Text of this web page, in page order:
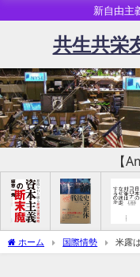
新自由主
共生共栄
【
ホーム 国際情勢
米露
の歴史的転換を認識できない岸